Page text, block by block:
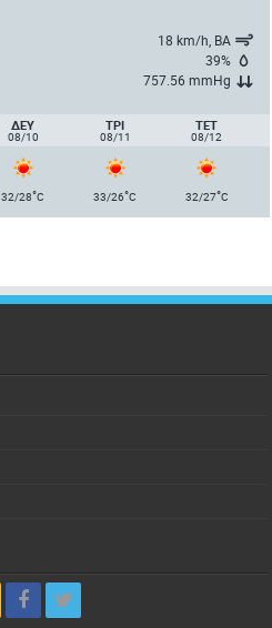
18 km/h, ΒΑ
39%
757.56 mmHg
ΔΕΥ
08/10
ΤΡΙ
08/11
ΤΕΤ
08/12
32/28°C 33/26°C 32/27°C